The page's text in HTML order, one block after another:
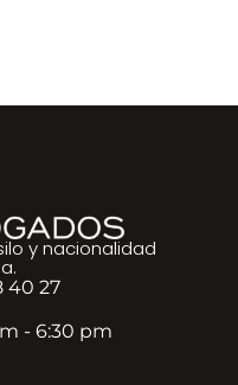
y nacionalidad
40 27
- 6:30 pm